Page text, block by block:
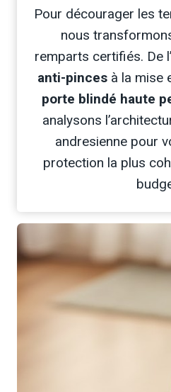
Pour décourager les
nous
remparts certifiés. De
anti-pinces à la mise
porte blindé haute
analysons
andresienne pour
protection la plus